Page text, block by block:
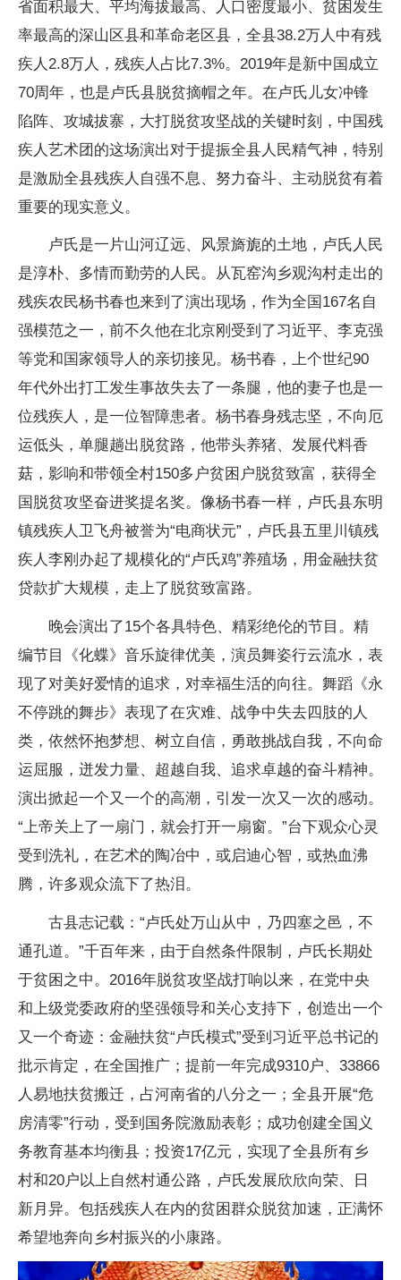
省面积最大、平均海拔最高、人口密度最小、贫困发生
率最高的深山区县和革命老区县，全县38.2万人中有残
疾人2.8万人，残疾人占比7.3%。2019年是新中国成立
70周年，也是卢氏县脱贫摘帽之年。在卢氏儿女冲锋
陷阵、攻城拔寨，大打脱贫攻坚战的关键时刻，中国残
疾人艺术团的这场演出对于提振全县人民精气神，特别
是激励全县残疾人自强不息、努力奋斗、主动脱贫有着
重要的现实意义。
卢氏是一片山河辽远、风景旖旎的土地，卢氏人民
是淳朴、多情而勤劳的人民。从瓦窑沟乡观沟村走出的
残疾农民杨书春也来到了演出现场，作为全国167名自
强模范之一，前不久他在北京刚受到了习近平、李克强
等党和国家领导人的亲切接见。杨书春，上个世纪90
年代外出打工发生事故失去了一条腿，他的妻子也是一
位残疾人，是一位智障患者。杨书春身残志坚，不向厄
运低头，单腿趟出脱贫路，他带头养猪、发展代料香
菇，影响和带领全村150多户贫困户脱贫致富，获得全
国脱贫攻坚奋进奖提名奖。像杨书春一样，卢氏县东明
镇残疾人卫飞舟被誉为“电商状元”，卢氏县五里川镇残
疾人李刚办起了规模化的“卢氏鸡”养殖场，用金融扶贫
贷款扩大规模，走上了脱贫致富路。
晚会演出了15个各具特色、精彩绝伦的节目。精
编节目《化蝶》音乐旋律优美，演员舞姿行云流水，表
现了对美好爱情的追求，对幸福生活的向往。舞蹈《永
不停跳的舞步》表现了在灾难、战争中失去四肢的人
类，依然怀抱梦想、树立自信，勇敢挑战自我，不向命
运屈服，迸发力量、超越自我、追求卓越的奋斗精神。
演出掀起一个又一个的高潮，引发一次又一次的感动。
“上帝关上了一扇门，就会打开一扇窗。”台下观众心灵
受到洗礼，在艺术的陶冶中，或启迪心智，或热血沸
腾，许多观众流下了热泪。
古县志记载：“卢氏处万山从中，乃四塞之邑，不
通孔道。”千百年来，由于自然条件限制，卢氏长期处
于贫困之中。2016年脱贫攻坚战打响以来，在党中央
和上级党委政府的坚强领导和关心支持下，创造出一个
又一个奇迹：金融扶贫“卢氏模式”受到习近平总书记的
批示肯定，在全国推广；提前一年完成9310户、33866
人易地扶贫搬迁，占河南省的八分之一；全县开展“危
房清零”行动，受到国务院激励表彰；成功创建全国义
务教育基本均衡县；投资17亿元，实现了全县所有乡
村和20户以上自然村通公路，卢氏发展欣欣向荣、日
新月异。包括残疾人在内的贫困群众脱贫加速，正满怀
希望地奔向乡村振兴的小康路。